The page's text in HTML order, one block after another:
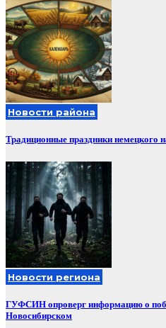
Новости района
Традиционные праздники немецкого
Новости региона
ГУФСИН опроверг информацию о
Новосибирском